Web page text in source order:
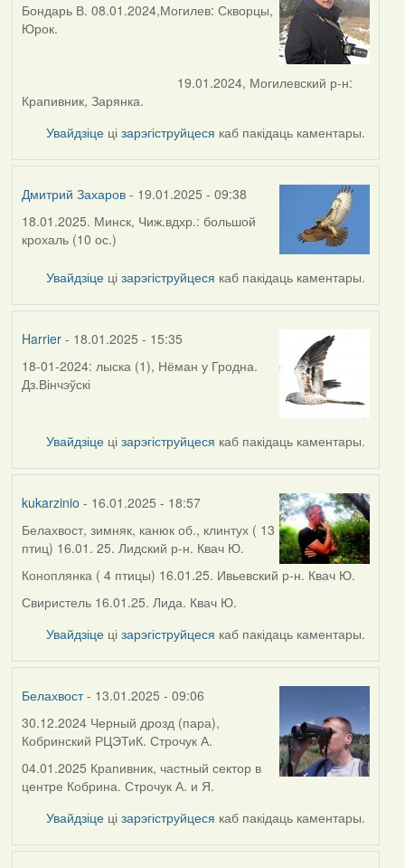
Бондарь В. 08.01.2024,Могилев: Скворцы,
Юрок.
19.01.2024, Могилевский р-н:
Крапивник, Зарянка.
Увайдзіце цізарэгіструйцеся каб пакідаць каментары.
Дмитрий Захаров- 19.01.2025 - 09:38
18.01.2025. Минск, Чиж.вдхр.: большой
крохаль (10 ос.)
Увайдзіце цізарэгіструйцеся каб пакідаць каментары.
Harrier- 18.01.2025 - 15:35
18-01-2024: лыска (1), Нёман у Гродна.
Дз.Вінчэўскі
Увайдзіце цізарэгіструйцеся каб пакідаць каментары.
kukarzinio - 16.01.2025 - 18:57
Белахвост, зимняк, канюк об., клинтух ( 13
птиц) 16.01. 25. Лидский р-н. Квач Ю.
Коноплянка ( 4 птицы) 16.01.25. Ивьевский р-н. Квач Ю.
Свиристель 16.01.25. Лида. Квач Ю.
Увайдзіце цізарэгіструйцеся каб пакідаць каментары.
Белахвост- 13.01.2025 - 09:06
30.12.2024 Черный дрозд (пара),
Кобринский РЦЭТиК. Строчук А.
04.01.2025 Крапивник, частный сектор в
центре Кобрина. Строчук А. и Я.
Увайдзіце цізарэгіструйцеся каб пакідаць каментары.